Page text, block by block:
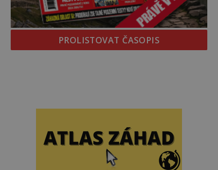
PROLISTOVAT ČASOPIS